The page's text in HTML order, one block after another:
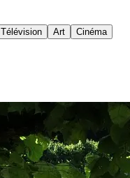
Télévision Art Cinéma